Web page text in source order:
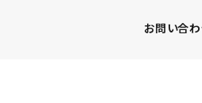
お問い合